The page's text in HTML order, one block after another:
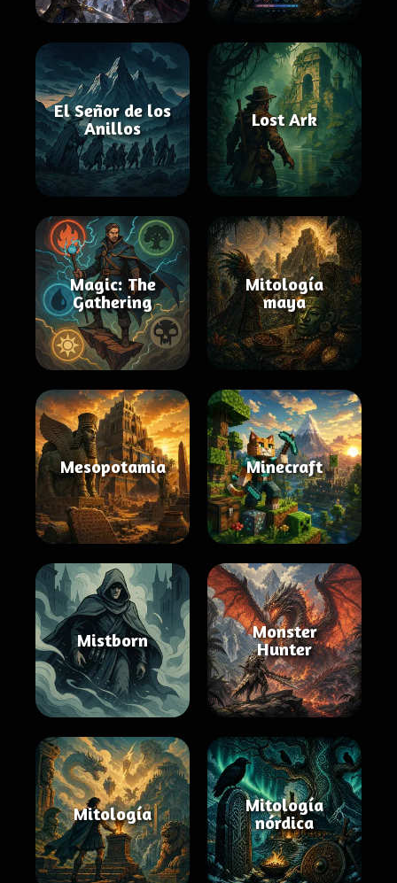
El Señor de los
Anillos
Lost Ark
Magic: The
Gathering
Mitología
maya
Mesopotamia Minecraft
Mistborn
Monster
Hunter
Mitología
Mitología
nórdica